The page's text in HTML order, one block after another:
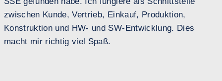
zwischen Kunde, Vertrieb, Einkauf, Produktion,
Konstruktion und HW- und SW-Entwicklung. Dies
macht mir richtig viel Spaß.